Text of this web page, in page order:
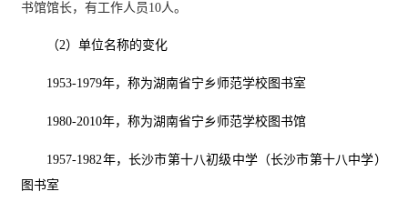
书馆馆长，有工作人员10人。
（2）单位名称的变化
1953-1979年，称为湖南省宁乡师范学校图书室
1980-2010年，称为湖南省宁乡师范学校图书馆
1957-1982年， 长沙市第十八初级中学（长沙市第十八中学）
图书室